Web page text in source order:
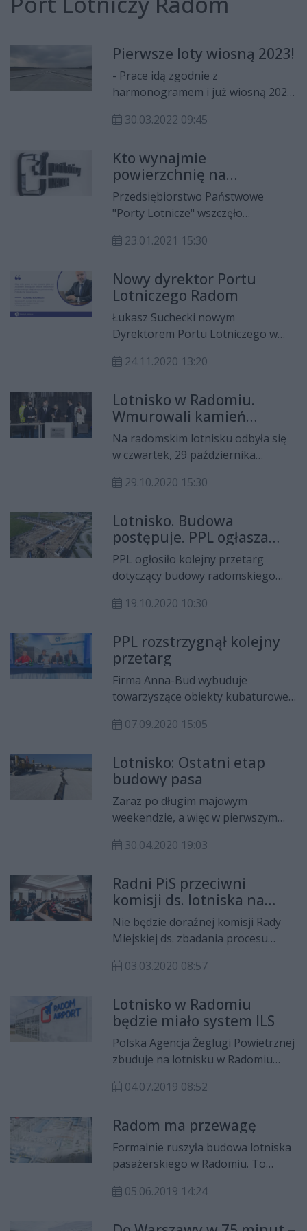
Pierwsze loty wiosną 2023!
- Prace idą zgodnie z
harmonogramem i już wiosną 2023
samoloty - poinformował podczas
wojewoda Konstanty Radziwiłł.
30.03.2022 09:45
Kto wynajmie
powierzchnię na
radomskim lotnisku?
Przedsiębiorstwo Państwowe
"Porty Lotnicze" wszczęło
najemców powierzchni
lotniska Warszawa-Radom.
23.01.2021 15:30
Nowy dyrektor Portu
Lotniczego Radom
Łukasz Suchecki nowym
Dyrektorem Portu Lotniczego w
Twitterze Przedsiębiorstwo
24.11.2020 13:20
Lotnisko w Radomiu.
Wmurowali kamień
węgielny pod terminal
Na radomskim lotnisku odbyła się
w czwartek, 29 października
węgielnego pod terminal
kolejną umowę, dotyczącą dróg
kołowania i płyt postojowych wraz z
infrastrukturą.
29.10.2020 15:30
Lotnisko. Budowa
postępuje. PPL ogłasza
kolejny przetarg
PPL ogłosiło kolejny przetarg
dotyczący budowy radomskiego
ukończona. Postępuje budowa
towarzyszących. - Inwestycja jest
prowadzona zgodnie z
harmonogramem - słyszymy w PPL-
u.
19.10.2020 10:30
PPL rozstrzygnął kolejny
przetarg
Firma Anna-Bud wybuduje
towarzyszące obiekty kubaturowe
tej sprawie podpisali w
Szpikowski, prezes
Przedsiębiorstwa Państwowego
„Porty Lotnicze” i prezes Anna-Bud
Anna Bartel.
07.09.2020 15:05
Lotnisko: Ostatni etap
budowy pasa
Zaraz po długim majowym
weekendzie, a więc w pierwszym
ostatni etap budowy pasa
Sadkowie: układanie finalnej
nawierzchni drogi startowej. Max
Bögl realizuje inwestycję ze
znacznym wyprzedzeniem
harmonogramu robót. Na budowie
pojawiła się specjalistyczna
warstwy betonu
nawierzchniowego.
30.04.2020 19:03
Radni PiS przeciwni
komisji ds. lotniska na
Sadkowie
Nie będzie doraźnej komisji Rady
Miejskiej ds. zbadania procesu
cywilnego na radomskim Sadkowie.
wnioskowali radni Koalicji
Obywatelskiej. Przeciwni jej
powołaniu byli radni PiS, którzy
mają większość w RM.
03.03.2020 08:57
Lotnisko w Radomiu
będzie miało system ILS
Polska Agencja Żeglugi Powietrznej
zbuduje na lotnisku w Radomiu
mają być gotowe w przyszłym roku.
04.07.2019 08:52
Radom ma przewagę
Formalnie ruszyła budowa lotniska
pasażerskiego w Radomiu. To
mieście od lat. Jak zapewniają
05.06.2019 14:24